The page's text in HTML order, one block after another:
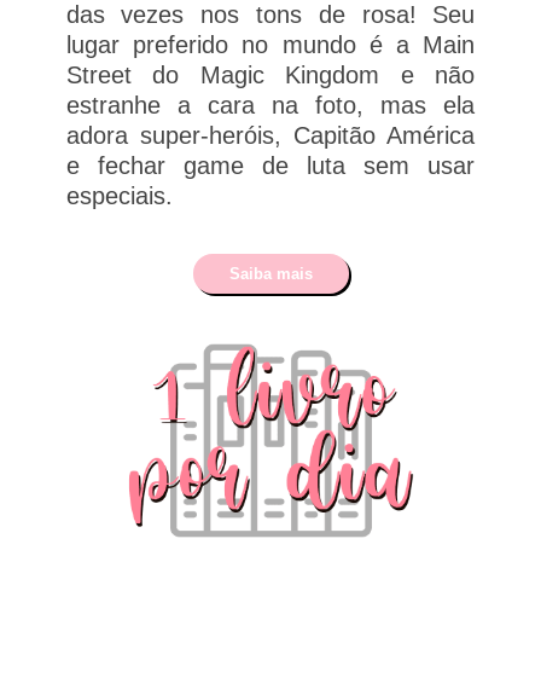
das vezes nos tons de rosa! Seu
lugar preferido no mundo é a Main
Street do Magic Kingdom e não
estranhe a cara na foto, mas ela
adora super-heróis, Capitão América
e fechar game de luta sem usar
especiais.
Saiba mais